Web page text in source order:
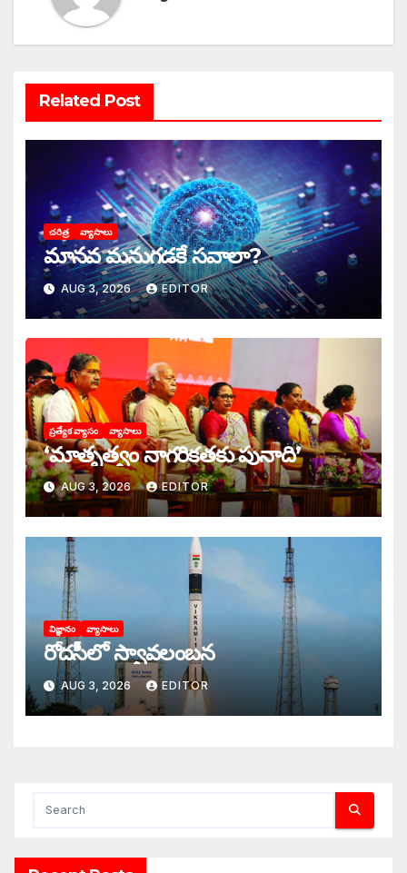
Related Post
చరిత్ర వ్యాసాలు
మానవ మనుగడకే సవాలా?
AUG 3, 2026 EDITOR
ప్రత్యేక వ్యాసం వ్యాసాలు
‘మాతృత్వం నాగరికతకు పునాది’
AUG 3, 2026 EDITOR
విజ్ఞానం వ్యాసాలు
రోదసీలో స్వావలంబన
AUG 3, 2026 EDITOR